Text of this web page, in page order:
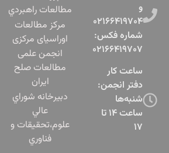
و
۰۲۱۶۶۴۱۹۷۰۴
شماره فکس:
۰۲۱۶۶۴۱۹۷۰۷
ساعت کار
دفتر انجمن:
شنبه‌ها
ساعت ۱۴ تا
۱۷
مطالعات راهبردي
مرکز مطالعات
اوراسیای مرکزی
انجمن علمی
مطالعات صلح
ایران
دبيرخانه شوراي
عالي
علوم،‌تحقيقات و
فناوري